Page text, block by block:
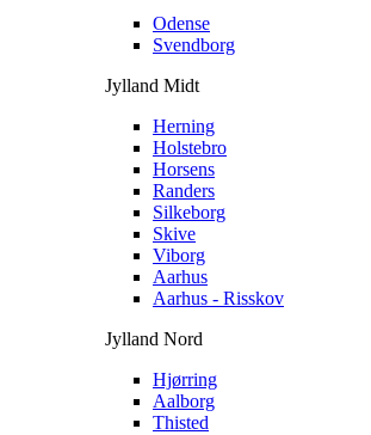
Odense
Svendborg
Jylland Midt
Herning
Holstebro
Horsens
Randers
Silkeborg
Skive
Viborg
Aarhus
Aarhus - Risskov
Jylland Nord
Hjørring
Aalborg
Thisted